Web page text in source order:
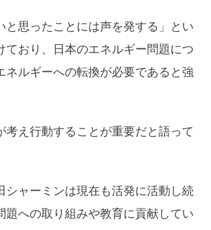
と思ったことには声を発する」とい
ており、日本のエネルギー問題につ
ネルギーへの転換が必要であると強
考え行動することが重要だと語って
シャーミンは現在も活発に活動し続
題への取り組みや教育に貢献してい